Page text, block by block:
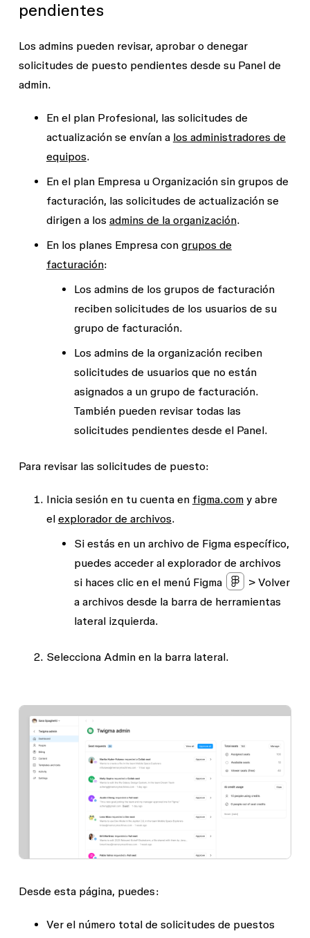
pendientes
Los admins pueden revisar, aprobar o denegar
solicitudes de puesto pendientes desde su Panelde
admin.
En el plan Profesional, las solicitudes de
actualización se envían a los administradores de
equipos.
En el plan Empresa u Organización sin grupos de
facturación, las solicitudes de actualización se
dirigen a los admins de la organización.
En los planes Empresa con grupos de
facturación:
Los admins de los grupos de facturación
reciben solicitudes de los usuarios de su
grupo de facturación.
Los admins de la organización reciben
solicitudes de usuarios que no están
asignados a un grupo de facturación.
También pueden revisar todas las
solicitudes pendientes desde el Panel.
Para revisar las solicitudes de puesto:
Inicia sesión en tu cuenta en figma.comy abre
el explorador de archivos.
Si estás en un archivo de Figma específico,
puedes acceder al explorador de archivos
si haces clic en el menú Figma
> Volver
a archivosdesde la barra de herramientas
lateral izquierda.
Selecciona Adminen la barra lateral.
Desde esta página, puedes:
Ver el número total de solicitudes de puestos